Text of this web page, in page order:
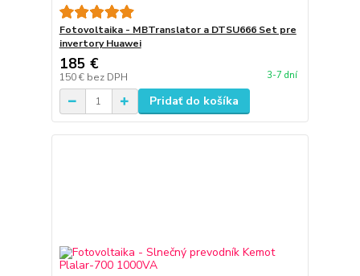
Fotovoltaika - MBTranslator a DTSU666 Set pre
invertory Huawei
185 €
150 € bez DPH 3-7 dní
Pridať do košíka